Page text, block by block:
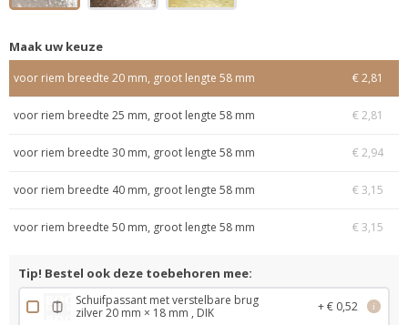
Maak uw keuze
voor riem breedte 20 mm, groot lengte 58 mm € 2,81
voor riem breedte 25 mm, groot lengte 58 mm € 2,81
voor riem breedte 30 mm, groot lengte 58 mm € 2,94
voor riem breedte 40 mm, groot lengte 58 mm € 3,15
voor riem breedte 50 mm, groot lengte 58 mm € 3,15
Tip! Bestel ook deze toebehoren mee:
Schuifpassant met verstelbare brug
zilver 20 mm × 18 mm , DIK
+ € 0,52 i